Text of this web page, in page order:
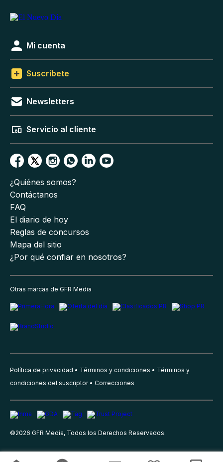
Mi cuenta
Suscríbete
Newsletters
Servicio al cliente
¿Quiénes somos?
Contáctanos
FAQ
El diario de hoy
Reglas de concursos
Mapa del sitio
¿Por qué confiar en nosotros?
Otras marcas de GFR Media
Política de privacidad Términos y condiciones
Términos y
condiciones del suscriptor
Correcciones
©2026 GFR Media, Todos los Derechos Reservados.